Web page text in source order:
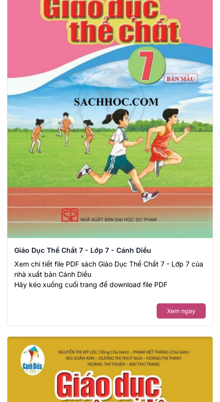
Giáo Dục Thể Chất 7 - Lớp 7 - Cánh Diều
Xem chi tiết file PDF sách Giáo Dục Thể Chất 7 - Lớp 7 của
nhà xuất bản Cánh Diều
Hãy kéo xuống cuối trang để download file PDF
Xem ngay